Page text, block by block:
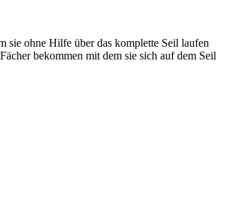
sie ohne Hilfe über das komplette Seil laufen
bekommen mit dem sie sich auf dem Seil